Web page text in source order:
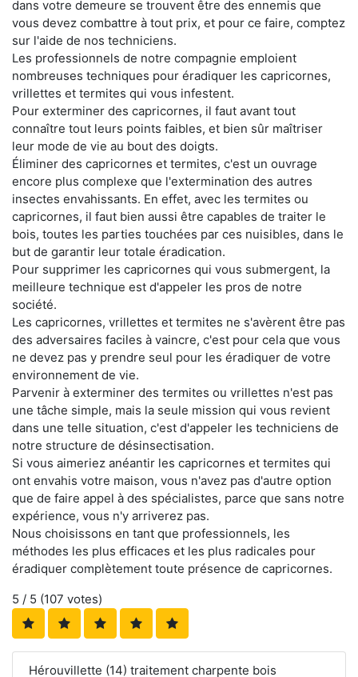
dans votre demeure se trouvent être des ennemis que
vous devez combattre à tout prix, et pour ce faire, comptez
sur l'aide de nos techniciens.
Les professionnels de notre compagnie emploient
nombreuses techniques pour éradiquer les capricornes,
vrillettes et termites qui vous infestent.
Pour exterminer des capricornes, il faut avant tout
connaître tout leurs points faibles, et bien sûr maîtriser
leur mode de vie au bout des doigts.
Éliminer des capricornes et termites, c'est un ouvrage
encore plus complexe que l'extermination des autres
insectes envahissants. En effet, avec les termites ou
capricornes, il faut bien aussi être capables de traiter le
bois, toutes les parties touchées par ces nuisibles, dans le
but de garantir leur totale éradication.
Pour supprimer les capricornes qui vous submergent, la
meilleure technique est d'appeler les pros de notre
société.
Les capricornes, vrillettes et termites ne s'avèrent être pas
des adversaires faciles à vaincre, c'est pour cela que vous
ne devez pas y prendre seul pour les éradiquer de votre
environnement de vie.
Parvenir à exterminer des termites ou vrillettes n'est pas
une tâche simple, mais la seule mission qui vous revient
dans une telle situation, c'est d'appeler les techniciens de
notre structure de désinsectisation.
Si vous aimeriez anéantir les capricornes et termites qui
ont envahis votre maison, vous n'avez pas d'autre option
que de faire appel à des spécialistes, parce que sans notre
expérience, vous n'y arriverez pas.
Nous choisissons en tant que professionnels, les
méthodes les plus efficaces et les plus radicales pour
éradiquer complètement toute présence de capricornes.
5 / 5 (107 votes)
Hérouvillette (14) traitement charpente bois